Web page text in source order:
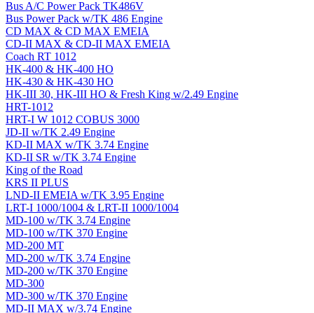
Bus A/C Power Pack TK486V
Bus Power Pack w/TK 486 Engine
CD MAX & CD MAX EMEIA
CD-II MAX & CD-II MAX EMEIA
Coach RT 1012
HK-400 & HK-400 HO
HK-430 & HK-430 HO
HK-III 30, HK-III HO & Fresh King w/2.49 Engine
HRT-1012
HRT-I W 1012 COBUS 3000
JD-II w/TK 2.49 Engine
KD-II MAX w/TK 3.74 Engine
KD-II SR w/TK 3.74 Engine
King of the Road
KRS II PLUS
LND-II EMEIA w/TK 3.95 Engine
LRT-I 1000/1004 & LRT-II 1000/1004
MD-100 w/TK 3.74 Engine
MD-100 w/TK 370 Engine
MD-200 MT
MD-200 w/TK 3.74 Engine
MD-200 w/TK 370 Engine
MD-300
MD-300 w/TK 370 Engine
MD-II MAX w/3.74 Engine